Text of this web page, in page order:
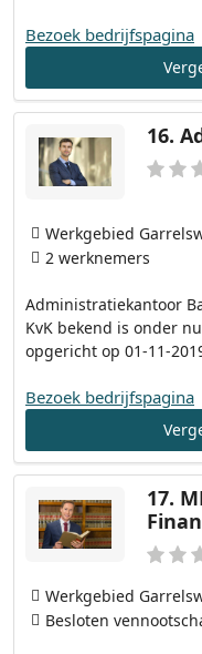
Bezoek bedrijfspagina
16.
Administratiekantoor
KvK bekend is onder
opgericht op 01-11-
Werkgebied
2 werknemers
Bezoek bedrijfspagina
17.
Werkgebied
Besloten